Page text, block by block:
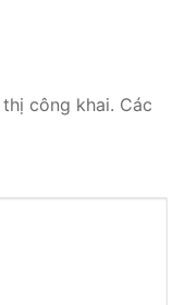
công khai. Các